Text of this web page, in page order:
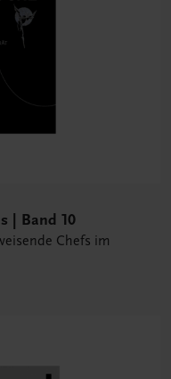
| Band 10
Chefs im